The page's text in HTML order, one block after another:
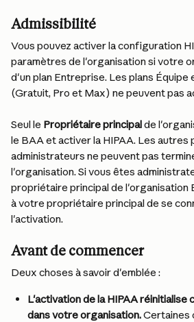
Admissibilité
Vous pouvez activer la configuration
paramètres de l'organisation si votre
d'un plan Entreprise. Les plans Équipe
(Gratuit, Pro et Max) ne peuvent pas
Seul le Propriétaire principal de
le BAA et activer la HIPAA. Les autres
administrateurs ne peuvent pas
l'organisation. Si vous êtes
propriétaire principal de l'organisation
à votre propriétaire principal de se
l'activation.
Avant de commencer
Deux choses à savoir d'emblée :
L'activation de la HIPAA réinitialise
dans votre organisation. Certaines